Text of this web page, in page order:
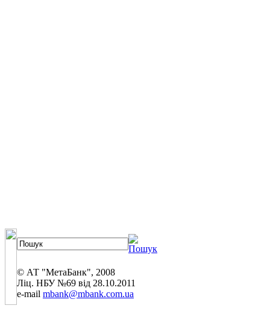
© АТ "МетаБанк", 2008
Ліц. НБУ №69 від 28.10.2011
e-mail mbank@mbank.com.ua